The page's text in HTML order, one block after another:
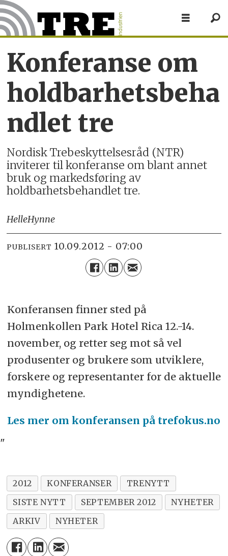
Konferanse om
holdbarhetsbeha
ndlet tre
Nordisk Trebeskyttelsesråd (NTR)
inviterer til konferanse om blant annet
bruk og markedsføring av
holdbarhetsbehandlet tre.
HelleHynne
PUBLISERT 10.09.2012 - 07:00
Konferansen finner sted på
Holmenkollen Park Hotel Rica 12.-14.
november, og retter seg mot så vel
produsenter og brukere som utviklere,
forskere og representanter for de aktuelle
myndighetene.
Les mer om konferansen på trefokus.no
"
2012 KONFERANSER
TRENYTT
SISTE NYTT
SEPTEMBER 2012
NYHETER
ARKIV
NYHETER